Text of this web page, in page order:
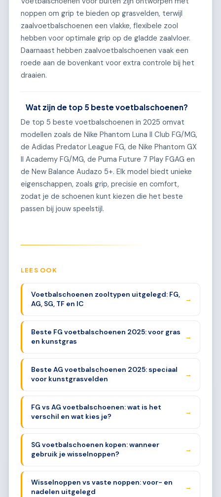
noppen om grip te bieden op grasvelden, terwijl
zaalvoetbalschoenen een vlakke, flexibele zool
hebben voor optimale grip op de gladde zaalvloer.
Daarnaast hebben zaalvoetbalschoenen vaak een
roede aan de bovenkant voor extra controle bij het
draaien.
Wat zijn de top 5 beste voetbalschoenen?
De top 5 beste voetbalschoenen in 2025 omvat
modellen zoals de Nike Phantom Luna II Club FG/MG,
de Adidas Predator League FG, de Nike Phantom GX
II Academy FG/MG, de Puma Future 7 Play FGAG en
de New Balance Audazo 5+. Elk model biedt unieke
eigenschappen, zoals grip, precisie en comfort,
zodat je de schoenen kunt kiezen die het beste
passen bij jouw speelstijl.
LEES OOK
Voetbalschoenen zooltypen uitgelegd: FG,
AG, SG, TF en IC
→
Beste FG voetbalschoenen 2025: voor gras
en kunstgras
→
Beste AG voetbalschoenen 2025: speciaal
voor kunstgrasvelden
→
FG vs AG voetbalschoenen: wat is het
verschil en wat kies je?
→
SG voetbalschoenen kopen: wanneer
gebruik je wisselnoppen?
→
Wisselnoppen vs vaste noppen: voor- en
nadelen uitgelegd
→